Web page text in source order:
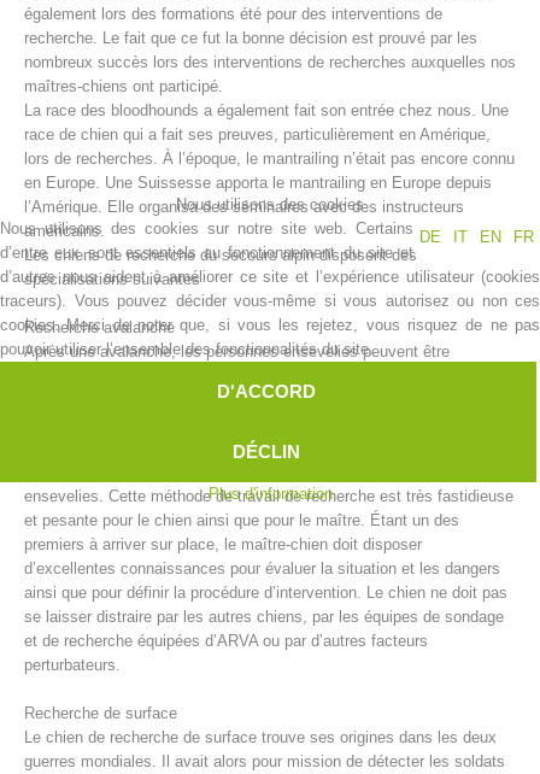
Centres de secours
Direction
également lors des formations été pour des interventions de
recherche. Le fait que ce fut la bonne décision est prouvé par les
nombreux succès lors des interventions de recherches auxquelles nos
maîtres-chiens ont participé.
La race des bloodhounds a également fait son entrée chez nous. Une
race de chien qui a fait ses preuves, particulièrement en Amérique,
lors de recherches. À l’époque, le mantrailing n’était pas encore connu
en Europe. Une Suissesse apporta le mantrailing en Europe depuis
l’Amérique. Elle organisa des séminaires avec des instructeurs
américains.
Les chiens de recherche du secours alpin disposent des
spécialisations suivantes
Recherche avalanche
Après une avalanche, les personnes ensevelies peuvent être
d’avalanche. Malgré les progrès techniques apportés par entre autre
RECCO, les chiens d’avalanche sont parfois la seule et donc la
ensevelies. Cette méthode de travail de recherche est très fastidieuse
et pesante pour le chien ainsi que pour le maître. Étant un des
premiers à arriver sur place, le maître-chien doit disposer
d’excellentes connaissances pour évaluer la situation et les dangers
ainsi que pour définir la procédure d’intervention. Le chien ne doit pas
se laisser distraire par les autres chiens, par les équipes de sondage
et de recherche équipées d’ARVA ou par d’autres facteurs
perturbateurs.
Recherche de surface
Le chien de recherche de surface trouve ses origines dans les deux
guerres mondiales. Il avait alors pour mission de détecter les soldats
Nous utilisons des cookies
DE
IT EN FR
Nous utilisons des cookies sur notre site web. Certains
d’entre eux sont essentiels au fonctionnement du site et
d’autres nous aident à améliorer ce site et l’expérience utilisateur (cookies
traceurs). Vous pouvez décider vous-même si vous autorisez ou non ces
cookies. Merci de noter que, si vous les rejetez, vous risquez de ne pas
pouvoir utiliser l’ensemble des fonctionnalités du site.
D'ACCORD
DÉCLIN
Plus d'information